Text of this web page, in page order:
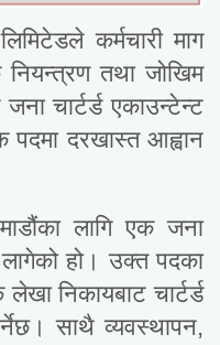
कर्मचारी माग
तथा जोखिम
चार्टर्ड एकाउन्टेन्ट
दरखास्त आह्वान
लागि एक जना
लागेको हो। उक्त पदका
लेखा निकायबाट चार्टर्ड
साथै व्यवस्थापन,